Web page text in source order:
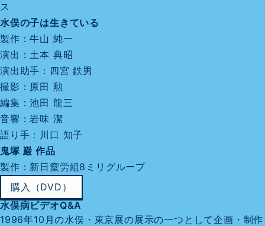
ス
水俣の子は生きている
製作：牛山 純一
演出：土本 典昭
演出助手：四宮 鉄男
撮影：原田 勲
編集：池田 龍三
音響：岩味 潔
語り手：川口 知子
鬼塚 巌 作品
製作：新日窒労組8ミリグループ
購入（DVD）
水俣病ビデオQ&A
1996年10月の水俣・東京展の展示の一つとして企画・制作